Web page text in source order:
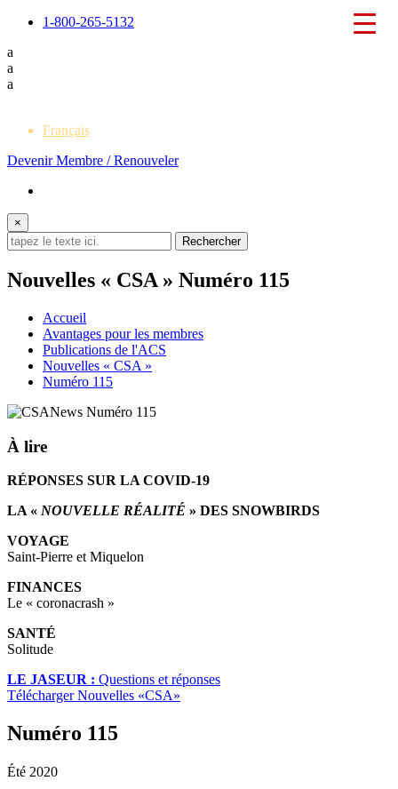
1-800-265-5132
a
a
a
Français
Devenir Membre / Renouveler
×
Nouvelles « CSA » Numéro 115
Accueil
Avantages pour les membres
Publications de l'ACS
Nouvelles « CSA »
Numéro 115
À lire
RÉPONSES SUR LA COVID-19
LA « NOUVELLE RÉALITÉ » DES SNOWBIRDS
VOYAGE
Saint-Pierre et Miquelon
FINANCES
Le « coronacrash »
SANTÉ
Solitude
LE JASEUR : Questions et réponses
Télécharger Nouvelles «CSA»
Numéro 115
Été 2020